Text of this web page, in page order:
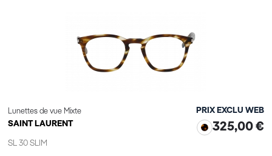
Lunettes de vue Mixte
SAINT LAURENT
SL 30 SLIM
PRIX EXCLU WEB
325,00 €